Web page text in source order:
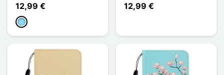
12,99 €
Azul Claro
12,99 €